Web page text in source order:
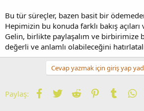
Bu tür süreçler, bazen basit bir
Hepimizin bu konuda farklı bakış açıları
Gelin, birlikte paylaşalım ve birbirimize
değerli ve anlamlı olabileceğini
Cevap yazmak için giriş yap
Paylaş: Facebook
TwitterReddit PinterestTumblr